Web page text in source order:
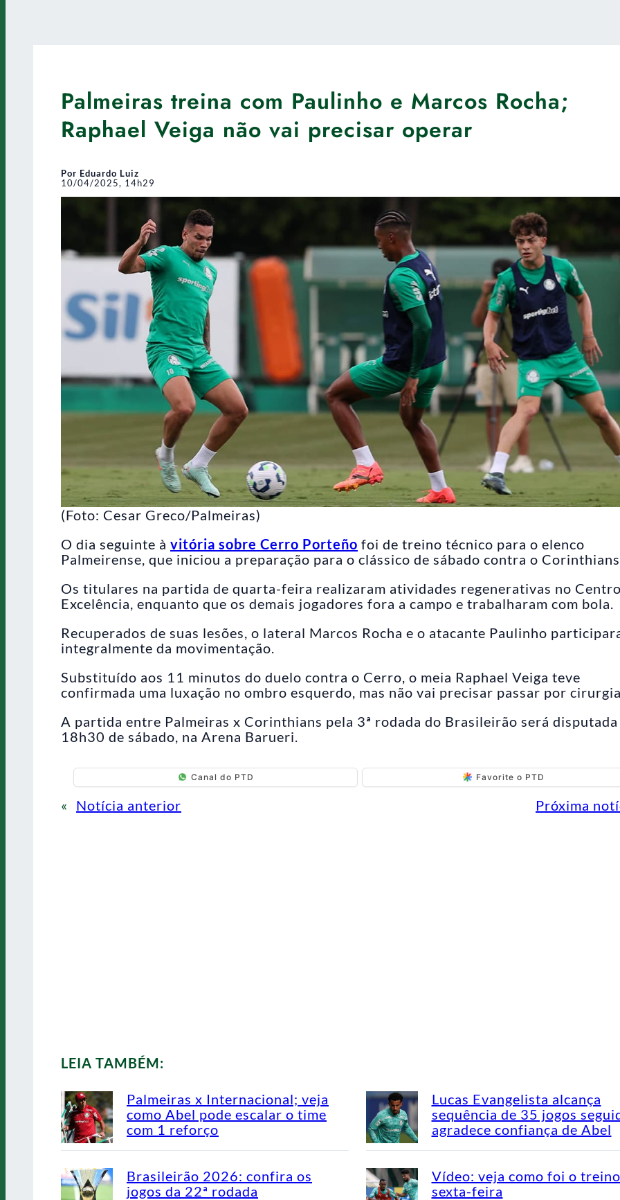
Palmeiras treina com Paulinho e Marcos Rocha;
Raphael Veiga não vai precisar operar
Por Eduardo Luiz
10/04/2025, 14h29
(Foto: Cesar Greco/Palmeiras)
O dia seguinte à vitória sobre Cerro Porteño foi de treino técnico para o elenco
Palmeirense, que iniciou a preparação para o clássico de sábado contra o
Os titulares na partida de quarta-feira realizaram atividades regenerativas no
Excelência, enquanto que os demais jogadores fora a campo e trabalharam com bola.
Recuperados de suas lesões, o lateral Marcos Rocha e o atacante Paulinho
integralmente da movimentação.
Substituído aos 11 minutos do duelo contra o Cerro, o meia Raphael Veiga teve
confirmada uma luxação no ombro esquerdo, mas não vai precisar passar por
A partida entre Palmeiras x Corinthians pela 3ª rodada do Brasileirão será disputada
18h30 de sábado, na Arena Barueri.
Canal do PTD Favorite o PTD
« Notícia anterior Próxima
LEIA TAMBÉM:
Palmeiras x Internacional; veja
como Abel pode escalar o time
com 1 reforço
Lucas Evangelista alcança
sequência de 35 jogos
agradece confiança de Abel
Brasileirão 2026: confira os
jogos da 22ª rodada
Vídeo: veja como foi o
sexta-feira